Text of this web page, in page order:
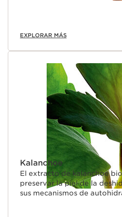
EXPLORAR MÁS
Kalanchoe
El extracto de kalanchoe
preservar la piel de la
sus mecanismos de